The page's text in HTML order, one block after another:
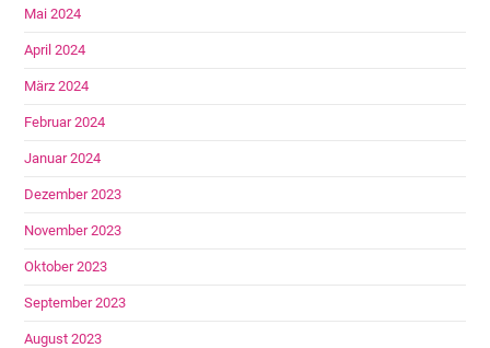
Mai 2024
April 2024
März 2024
Februar 2024
Januar 2024
Dezember 2023
November 2023
Oktober 2023
September 2023
August 2023